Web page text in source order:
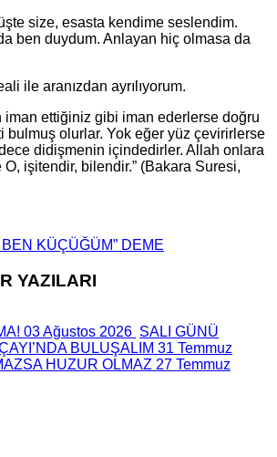
size, esasta kendime seslendim.
ben duydum. Anlayan hiç olmasa da
ile aranızdan ayrılıyorum.
iman ettiğiniz gibi iman ederlerse doğru
bulmuş olurlar. Yok eğer yüz çevirirlerse
didişmenin içindedirler. Allah onlara
O, işitendir, bilendir.” (Bakara Suresi,
KÜÇÜĞÜM” DEME
YAZILARI
03 Ağustos 2026 SALI GÜNÜ
BULUŞALIM 31 Temmuz
HUZUR OLMAZ 27 Temmuz